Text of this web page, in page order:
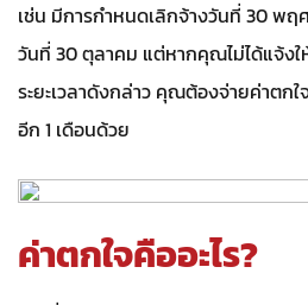
เช่น มีการกำหนดเลิกจ้างวันที่ 30 พ
วันที่ 30 ตุลาคม แต่หากคุณไม่ได้แจ้ง
ระยะเวลาดังกล่าว คุณต้องจ่ายค่าตก
อีก 1 เดือนด้วย
ค่าตกใจคืออะไร?